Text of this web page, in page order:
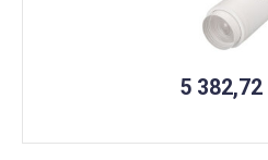
5 382,72